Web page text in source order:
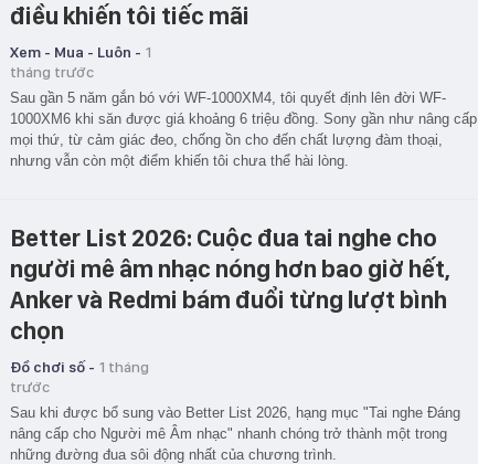
điều khiến tôi tiếc mãi
Xem - Mua - Luôn - 1
tháng trước
Sau gần 5 năm gắn bó với WF-1000XM4, tôi quyết định lên đời WF-
1000XM6 khi săn được giá khoảng 6 triệu đồng. Sony gần như nâng cấp
mọi thứ, từ cảm giác đeo, chống ồn cho đến chất lượng đàm thoại,
nhưng vẫn còn một điểm khiến tôi chưa thể hài lòng.
Better List 2026: Cuộc đua tai nghe cho
người mê âm nhạc nóng hơn bao giờ hết,
Anker và Redmi bám đuổi từng lượt bình
chọn
Đồ chơi số - 1 tháng
trước
Sau khi được bổ sung vào Better List 2026, hạng mục "Tai nghe Đáng
nâng cấp cho Người mê Âm nhạc" nhanh chóng trở thành một trong
những đường đua sôi động nhất của chương trình.